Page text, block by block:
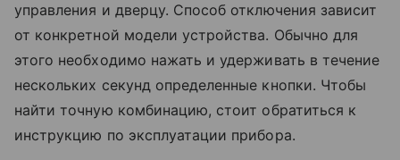
управления и дверцу. Способ отключения зависит
от конкретной модели устройства. Обычно для
этого необходимо нажать и удерживать в течение
нескольких секунд определенные кнопки. Чтобы
найти точную комбинацию, стоит обратиться к
инструкцию по эксплуатации прибора.